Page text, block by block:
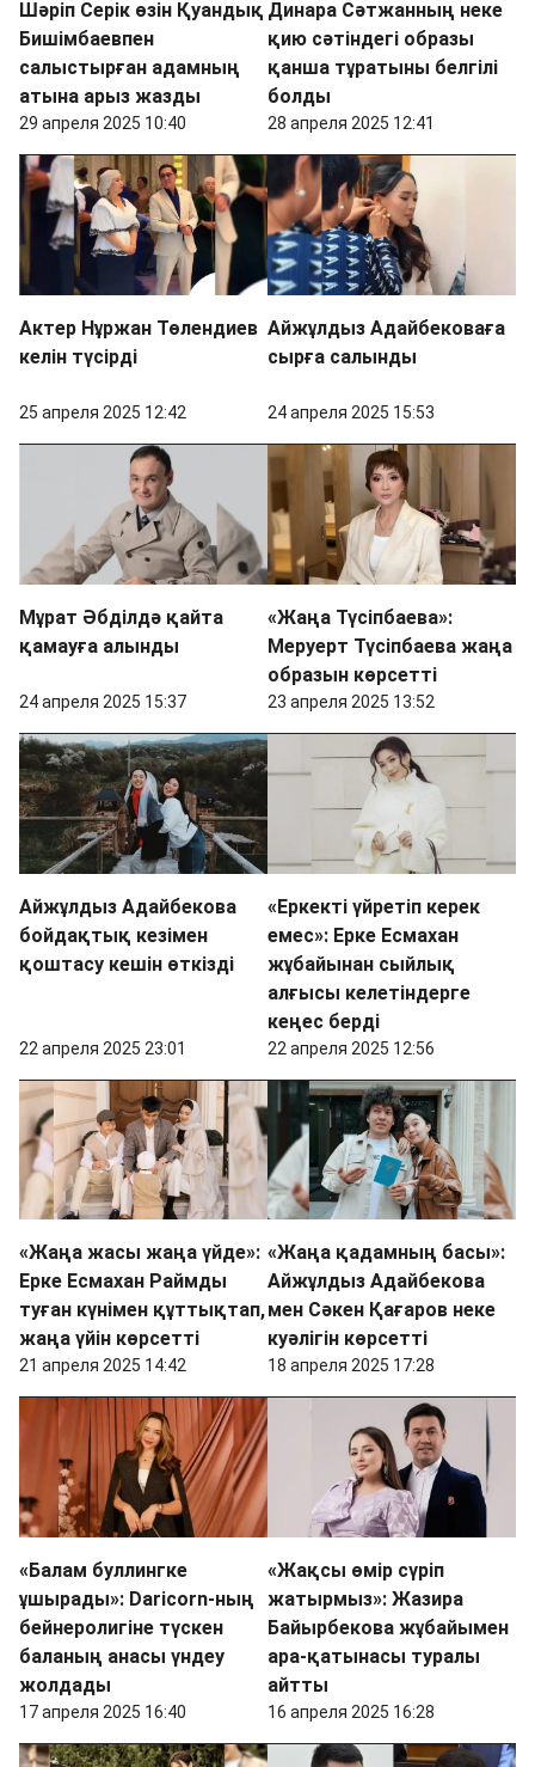
Шәріп Серік өзін Қуандық
Бишімбаевпен
салыстырған адамның
атына арыз жазды
29 апреля 2025 10:40
Динара Сәтжанның неке
қию сәтіндегі образы
қанша тұратыны белгілі
болды
28 апреля 2025 12:41
Актер Нұржан Төлендиев
келін түсірді
25 апреля 2025 12:42
Айжұлдыз Адайбековаға
сырға салынды
24 апреля 2025 15:53
Мұрат Әбділдә қайта
қамауға алынды
24 апреля 2025 15:37
«Жаңа Түсіпбаева»:
Меруерт Түсіпбаева жаңа
образын көрсетті
23 апреля 2025 13:52
Айжұлдыз Адайбекова
бойдақтық кезімен
қоштасу кешін өткізді
22 апреля 2025 23:01
«Еркекті үйретіп керек
емес»: Ерке Есмахан
жұбайынан сыйлық
алғысы келетіндерге
кеңес берді
22 апреля 2025 12:56
«Жаңа жасы жаңа үйде»:
Ерке Есмахан Раймды
туған күнімен құттықтап,
жаңа үйін көрсетті
21 апреля 2025 14:42
«Жаңа қадамның басы»:
Айжұлдыз Адайбекова
мен Сәкен Қағаров неке
куәлігін көрсетті
18 апреля 2025 17:28
«Балам буллингке
ұшырады»: Daricorn-ның
бейнеролигіне түскен
баланың анасы үндеу
жолдады
17 апреля 2025 16:40
«Жақсы өмір сүріп
жатырмыз»: Жазира
Байырбекова жұбайымен
ара-қатынасы туралы
айтты
16 апреля 2025 16:28